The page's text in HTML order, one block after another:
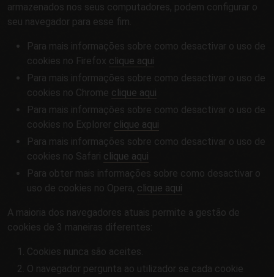
armazenados nos seus computadores, podem configurar o
seu navegador para esse fim.
Para mais informações sobre como desactivar o uso de
cookies no Firefox clique aqui
Para mais informações sobre como desactivar o uso de
cookies no Chrome clique aqui
Para mais informações sobre como desactivar o uso de
cookies no Explorer clique aqui
Para mais informações sobre como desactivar o uso de
cookies no Safari clique aqui
Para obter mais informações sobre como desactivar o
uso de cookies no Opera, clique aqui
A maioria dos navegadores atuais permite a gestão de
cookies de 3 maneiras diferentes:
Cookies nunca são aceites.
O navegador pergunta ao utilizador se cada cookie